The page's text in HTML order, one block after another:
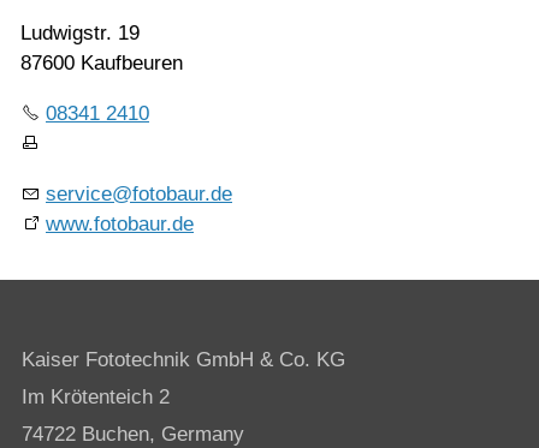
Ludwigstr. 19
87600 Kaufbeuren
08341 2410
service@fotobaur.de
www.fotobaur.de
Kaiser Fototechnik GmbH & Co. KG
Im Krötenteich 2
74722 Buchen, Germany